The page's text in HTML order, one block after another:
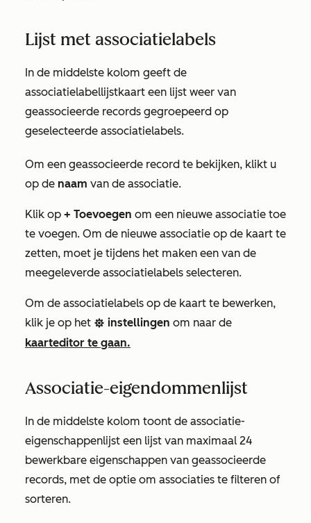
Lijst met associatielabels
In de middelste kolom geeft de
associatielabellijstkaart een lijst weer van
geassocieerde records gegroepeerd op
geselecteerde associatielabels.
Om een geassocieerde record te bekijken, klikt u
op de naam van de associatie.
Klik op + Toevoegen om een nieuwe associatie toe
te voegen. Om de nieuwe associatie op de kaart te
zetten, moet je tijdens het maken een van de
meegeleverde associatielabels selecteren.
Om de associatielabels op de kaart te bewerken,
klik je op het settings instellingen om naar de
kaarteditor te gaan.
Associatie-eigendommenlijst
In de middelste kolom toont de associatie-
eigenschappenlijst een lijst van maximaal 24
bewerkbare eigenschappen van geassocieerde
records, met de optie om associaties te filteren of
sorteren.